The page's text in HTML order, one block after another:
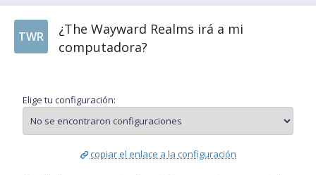
TWR
¿The Wayward Realms irá a mi
computadora?
Elige tu configuración:
copiar el enlace a la configuración